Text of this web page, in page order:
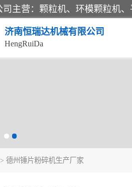
济南恒瑞达机械有限公司
HengRuiDa
> 德州锤片粉碎机生产厂家